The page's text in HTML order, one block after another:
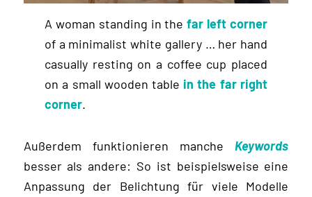
A woman standing in thefar left corner
of a minimalist white gallery … her hand
casually resting on a coffee cup placed
on a small wooden table in the far right
corner.
Außerdem funktionieren mancheKeywords
besser als andere: So ist beispielsweise eine
Anpassung der Belichtung für viele Modelle